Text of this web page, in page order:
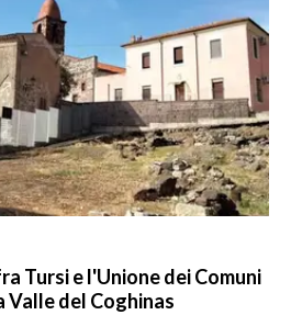
Tursi e l'Unione dei Comuni
Valle del Coghinas